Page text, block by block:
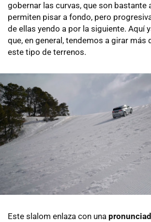
gobernar las curvas, que son bastante
permiten pisar a fondo, pero
de ellas yendo a por la siguiente. Aquí
que, en general, tendemos a girar más
este tipo de terrenos.
Este slalom enlaza con una